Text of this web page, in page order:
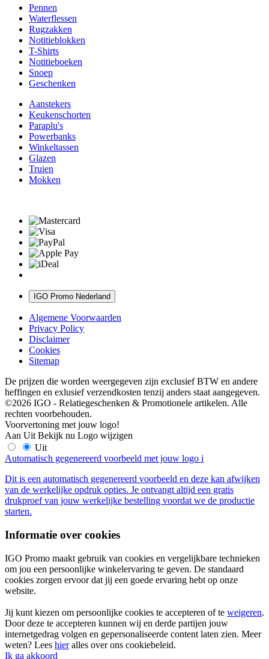
Pennen
Waterflessen
Rugzakken
Notitieblokken
T-Shirts
Notitieboeken
Snoep
Geschenken
Aanstekers
Keukenschorten
Paraplu's
Powerbanks
Winkeltassen
Glazen
Truien
Mokken
IGO Promo Nederland
Algemene Voorwaarden
Privacy Policy
Disclaimer
Cookies
Sitemap
De prijzen die worden weergegeven zijn exclusief BTW en andere
heffingen en exlusief verzendkosten tenzij anders staat aangegeven.
©2026 IGO - Relatiegeschenken & Promotionele artikelen. Alle
rechten voorbehouden.
Voorvertoning met jouw logo!
Aan Uit Bekijk nu Logo wijzigen
Uit
Automatisch gegenereerd voorbeeld met jouw logo i
Dit is een automatisch gegenereerd voorbeeld en deze kan afwijken
van de werkelijke opdruk opties. Je ontvangt altijd een gratis
drukproef van jouw werkelijke bestelling voordat we de productie
starten.
Informatie over cookies
IGO Promo maakt gebruik van cookies en vergelijkbare technieken
om jou een persoonlijke winkelervaring te geven. De standaard
cookies zorgen ervoor dat jij een goede ervaring hebt op onze
website.
Jij kunt kiezen om persoonlijke cookies te accepteren of te weigeren.
Door deze te accepteren kunnen wij en derde partijen jouw
internetgedrag volgen en gepersonaliseerde content laten zien. Meer
weten? Lees hieralles over ons cookiebeleid.
Ik ga akkoord